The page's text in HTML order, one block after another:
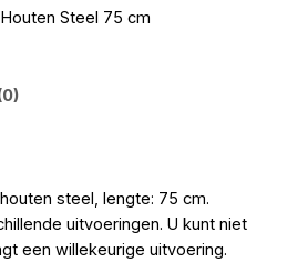
Steel 75 cm
steel, lengte: 75 cm.
uitvoeringen. U kunt niet
een willekeurige uitvoering.